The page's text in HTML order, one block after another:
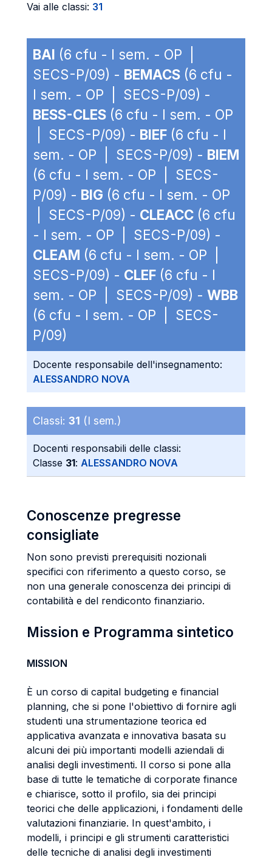
Vai alle classi: 31
BAI (6 cfu - I sem. - OP |
SECS-P/09) - BEMACS (6 cfu -
I sem. - OP | SECS-P/09) -
BESS-CLES (6 cfu - I sem. - OP
| SECS-P/09) - BIEF (6 cfu - I
sem. - OP | SECS-P/09) - BIEM
(6 cfu - I sem. - OP | SECS-
P/09) - BIG (6 cfu - I sem. - OP
| SECS-P/09) - CLEACC (6 cfu
- I sem. - OP | SECS-P/09) -
CLEAM (6 cfu - I sem. - OP |
SECS-P/09) - CLEF (6 cfu - I
sem. - OP | SECS-P/09) - WBB
(6 cfu - I sem. - OP | SECS-
P/09)
Docente responsabile dell'insegnamento:
ALESSANDRO NOVA
Classi: 31 (I sem.)
Docenti responsabili delle classi:
Classe 31: ALESSANDRO NOVA
Conoscenze pregresse
consigliate
Non sono previsti prerequisiti nozionali
specifici con riferimento a questo corso, se
non una generale conoscenza dei principi di
contabilità e del rendiconto finanziario.
Mission e Programma sintetico
MISSION
È un corso di capital budgeting e financial
planning, che si pone l'obiettivo di fornire agli
studenti una strumentazione teorica ed
applicativa avanzata e innovativa basata su
alcuni dei più importanti modelli aziendali di
analisi degli investimenti. Il corso si pone alla
base di tutte le tematiche di corporate finance
e chiarisce, sotto il profilo, sia dei principi
teorici che delle applicazioni, i fondamenti delle
valutazioni finanziarie. In quest'ambito, i
modelli, i principi e gli strumenti caratteristici
delle tecniche di analisi degli investimenti